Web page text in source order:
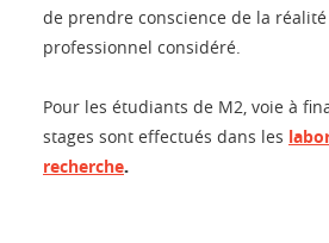
de prendre conscience de la
professionnel considéré.
Pour les étudiants de M2, voie à
stages sont effectués dans les
recherche.